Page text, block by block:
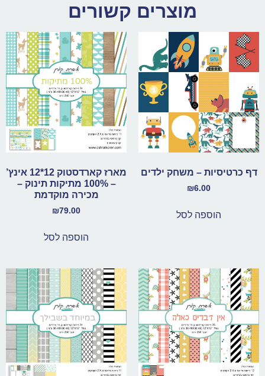
מוצרים קשורים
דף כרטיסיות – משחק ילדים
₪6.00
הוספה לסל
מארז קארדסטוק 12*12 אינץ’
– 100% מתיקות תינוק –
מכירה מוקדמת
₪79.00
הוספה לסל